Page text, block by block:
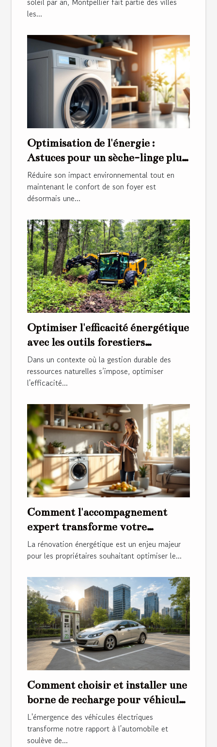
les...
Optimisation de l'énergie :
Astuces pour un sèche-linge plus
écologique ?
Réduire son impact environnemental tout en
maintenant le confort de son foyer est
désormais une...
Optimiser l'efficacité énergétique
avec les outils forestiers
modernes
Dans un contexte où la gestion durable des
ressources naturelles s’impose, optimiser
l'efficacité...
Comment l'accompagnement
expert transforme votre
rénovation énergétique ?
La rénovation énergétique est un enjeu majeur
pour les propriétaires souhaitant optimiser le...
Comment choisir et installer une
borne de recharge pour véhicules
électriques
L'émergence des véhicules électriques
transforme notre rapport à l'automobile et
soulève de...